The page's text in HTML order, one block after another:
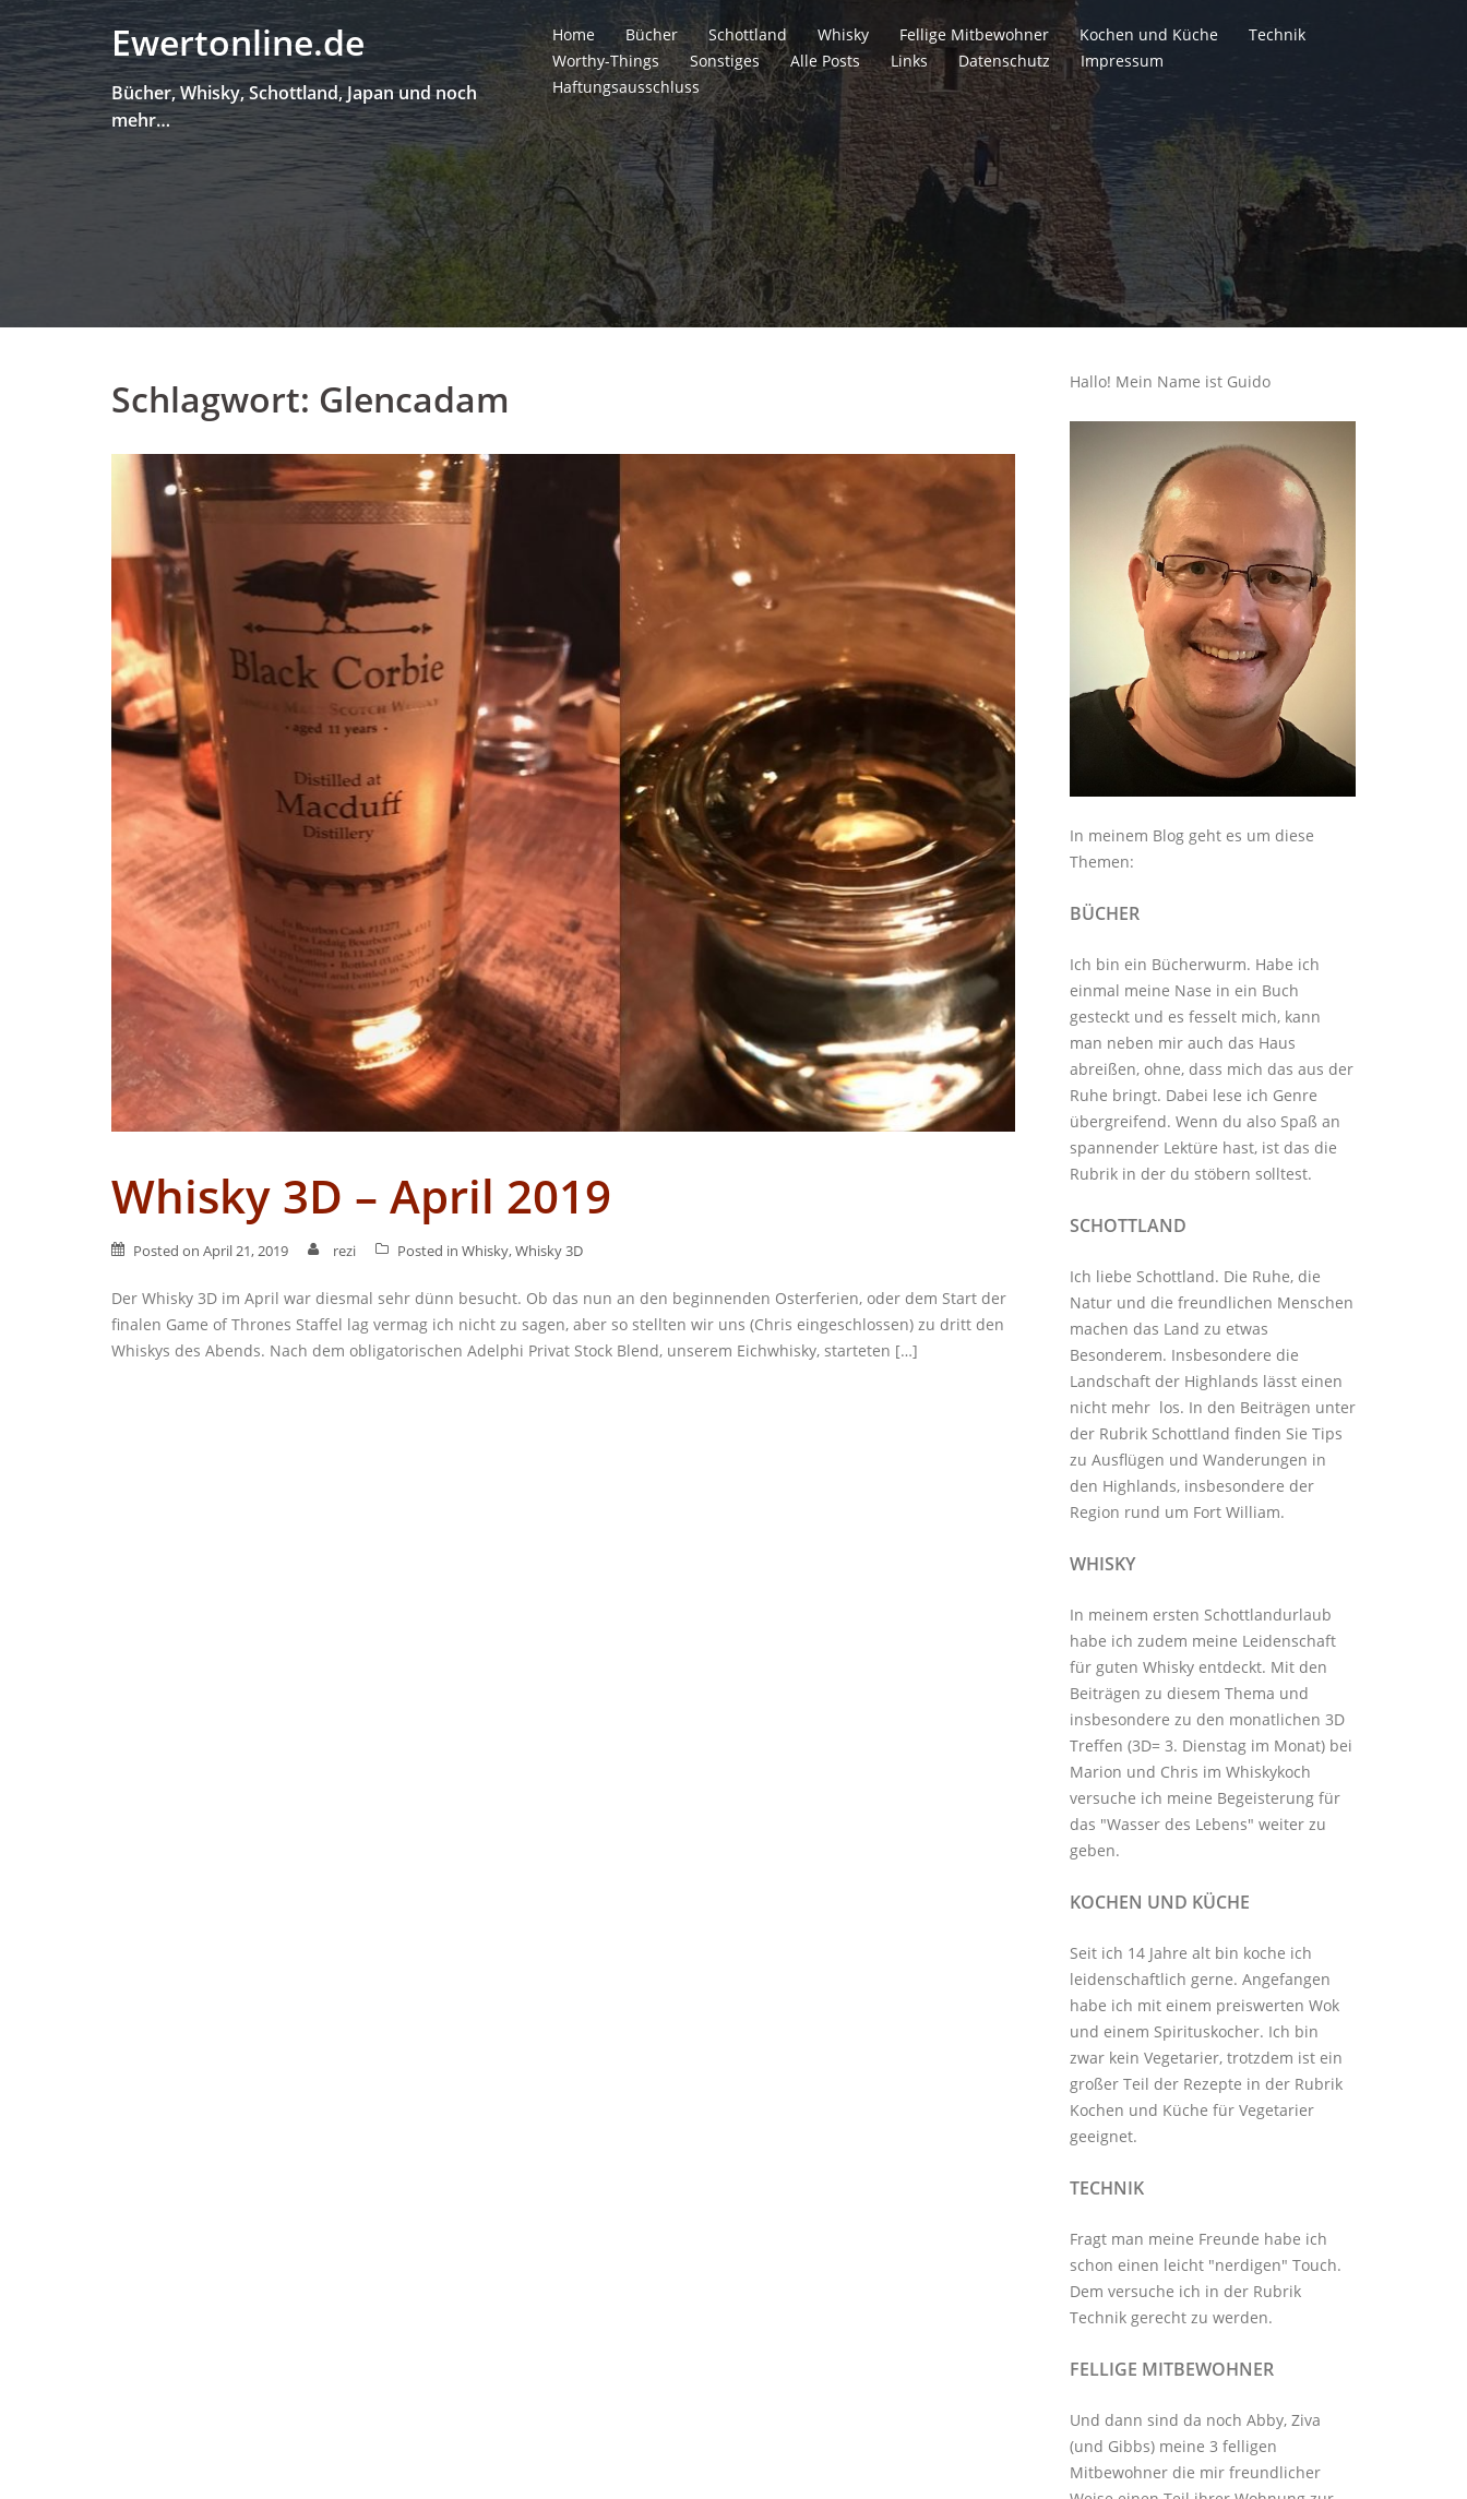
Skip
content
Ewertonline.de
Bücher, Whisky, Schottland, Japan und noch
mehr…
Home Bücher Schottland Whisky Fellige Mitbewohner Kochen und Küche
Technik
Worthy-Things
Sonstiges Alle Posts Links Datenschutz
Impressum
Haftungsausschluss
Schlagwort: Glencadam
Whisky 3D – April 2019
Posted on April 21, 2019 rezi Posted in Whisky,Whisky 3D
Der Whisky 3D im April war diesmal sehr dünn besucht. Ob das nun an den beginnenden Osterferien, oder dem Start der
finalen Game of Thrones Staffel lag vermag ich nicht zu sagen, aber so stellten wir uns (Chris eingeschlossen) zu dritt den
Whiskys des Abends. Nach dem obligatorischen Adelphi Privat Stock Blend, unserem Eichwhisky, starteten […]
Hallo! Mein Name ist Guido
In meinem Blog geht es um diese
Themen:
BÜCHER
Ich bin ein Bücherwurm. Habe ich
einmal meine Nase in ein Buch
gesteckt und es fesselt mich, kann
man neben mir auch das Haus
abreißen, ohne, dass mich das aus der
Ruhe bringt. Dabei lese ich Genre
übergreifend. Wenn du also Spaß an
spannender Lektüre hast, ist das die
Rubrik in der du stöbern solltest.
SCHOTTLAND
Ich liebe Schottland. Die Ruhe, die
Natur und die freundlichen Menschen
machen das Land zu etwas
Besonderem. Insbesondere die
Landschaft der Highlands lässt einen
nicht mehr los. In den Beiträgen unter
der Rubrik Schottland finden Sie Tips
zu Ausflügen und Wanderungen in
den Highlands, insbesondere der
Region rund um Fort William.
WHISKY
In meinem ersten Schottlandurlaub
habe ich zudem meine Leidenschaft
für guten Whisky entdeckt. Mit den
Beiträgen zu diesem Thema und
insbesondere zu den monatlichen 3D
Treffen (3D= 3. Dienstag im Monat) bei
Marion und Chris im Whiskykoch
versuche ich meine Begeisterung für
das "Wasser des Lebens" weiter zu
geben.
KOCHEN UND KÜCHE
Seit ich 14 Jahre alt bin koche ich
leidenschaftlich gerne. Angefangen
habe ich mit einem preiswerten Wok
und einem Spirituskocher. Ich bin
zwar kein Vegetarier, trotzdem ist ein
großer Teil der Rezepte in der Rubrik
Kochen und Küche für Vegetarier
geeignet.
TECHNIK
Fragt man meine Freunde habe ich
schon einen leicht "nerdigen" Touch.
Dem versuche ich in der Rubrik
Technikgerecht zu werden.
FELLIGE MITBEWOHNER
Und dann sind da noch Abby, Ziva
(und Gibbs) meine 3 felligen
Mitbewohnerdie mir freundlicher